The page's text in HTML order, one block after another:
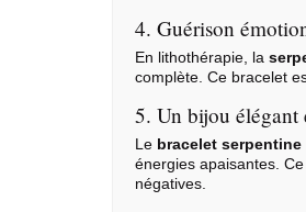
4. Guérison
En lithothérapie, la
complète. Ce bracelet
5. Un bijou élégant
Le bracelet serpentine
énergies apaisantes.
négatives.